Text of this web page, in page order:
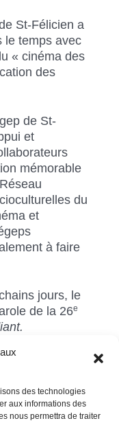
des technologies
aux informations des
nous permettra de traiter
St-Félicien a
le temps avec
« cinéma des
des
de St-
et
mémorable
du
et
à faire
jours, le
de la 26e